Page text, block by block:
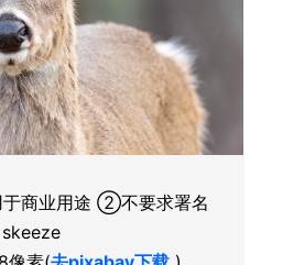
商业用途 ②不要求署名